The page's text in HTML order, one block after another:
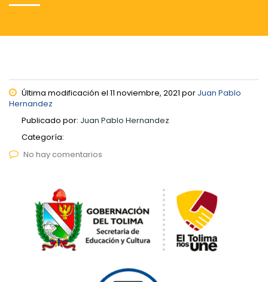
Última modificación el 11 noviembre, 2021 por Juan Pablo
Hernandez
Publicado por: Juan Pablo Hernandez
Categoría:
No hay comentarios